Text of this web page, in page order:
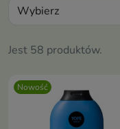
Jest 58 produktów.
Wybierz
Nowość